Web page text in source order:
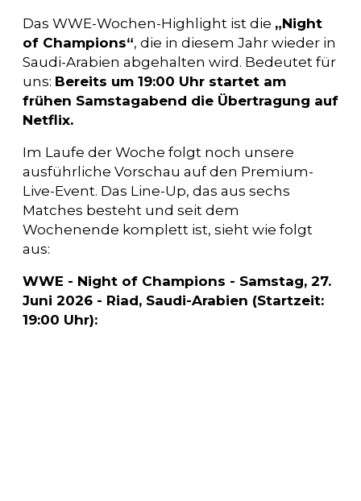
Das WWE-Wochen-Highlight ist die „Night
of Champions“, die in diesem Jahr wieder in
Saudi-Arabien abgehalten wird. Bedeutet für
uns: Bereits um 19:00 Uhr startet am
frühen Samstagabend die Übertragung auf
Netflix.
Im Laufe der Woche folgt noch unsere
ausführliche Vorschau auf den Premium-
Live-Event. Das Line-Up, das aus sechs
Matches besteht und seit dem
Wochenende komplett ist, sieht wie folgt
aus:
WWE - Night of Champions - Samstag, 27.
Juni 2026 - Riad, Saudi-Arabien (Startzeit:
19:00 Uhr):